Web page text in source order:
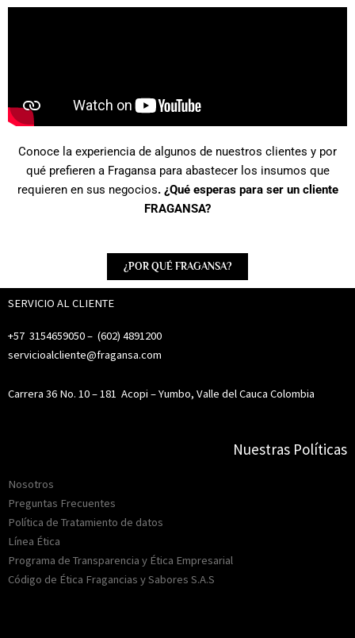
Conoce la experiencia de algunos de nuestros clientes y por
qué prefieren a Fragansa para abastecer los insumos que
requieren en sus negocios. ¿Qué esperas para ser un cliente
FRAGANSA?
¿POR QUÉ FRAGANSA?
SERVICIO AL CLIENTE
+57 3154659050 – (602) 4891200
servicioalcliente@fragansa.com
Carrera 36 No. 10 – 181 Acopi – Yumbo, Valle del Cauca Colombia
Nuestras Políticas
Nosotros
Preguntas Frecuentes
Política de Tratamiento de datos
Línea Ética
Programa de Transparencia y Ética Empresarial
Código de Ética Fragancias y Sabores S.A.S